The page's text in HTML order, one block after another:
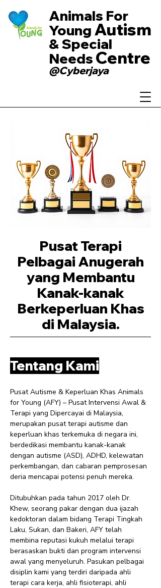
Animals For
Young Autism
& Special
Needs Centre
@Cyberjaya
Pusat Terapi
Pelbagai Anugerah
yang Membantu
Kanak-kanak
Berkeperluan Khas
di Malaysia.
Tentang Kami
Pusat Autisme & Keperluan Khas Animals
for Young (AFY) – Pusat Intervensi Awal &
Terapi yang Dipercayai di Malaysia,
merupakan pusat terapi autisme dan
keperluan khas terkemuka di negara ini,
berdedikasi membantu kanak-kanak
dengan autisme (ASD), ADHD, kelewatan
perkembangan, dan cabaran pemprosesan
deria mencapai potensi penuh mereka.
Ditubuhkan pada tahun 2017 oleh Dr.
Khew, seorang pakar dengan dua ijazah
kedoktoran dalam bidang Terapi Tingkah
Laku, Sukan, dan Bakeri, AFY telah
membina reputasi kukuh melalui terapi
berasaskan bukti dan program intervensi
awal yang menyeluruh. Pasukan pelbagai
disiplin kami yang terdiri daripada ahli
terapi cara kerja, ahli fisioterapi, ahli